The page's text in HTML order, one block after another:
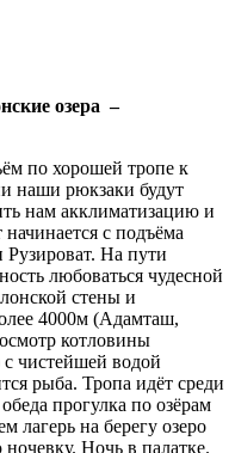
озера –
по хорошей тропе к
наши рюкзаки будут
нам акклиматизацию и
с подъёма
Рузироват. На пути
любоваться чудесной
стены и
4000м (Адамташ,
котловины
с чистейшей водой
рыба. Тропа идёт среди
прогулка по озёрам
лагерь на берегу озеро
Ночь в палатке.